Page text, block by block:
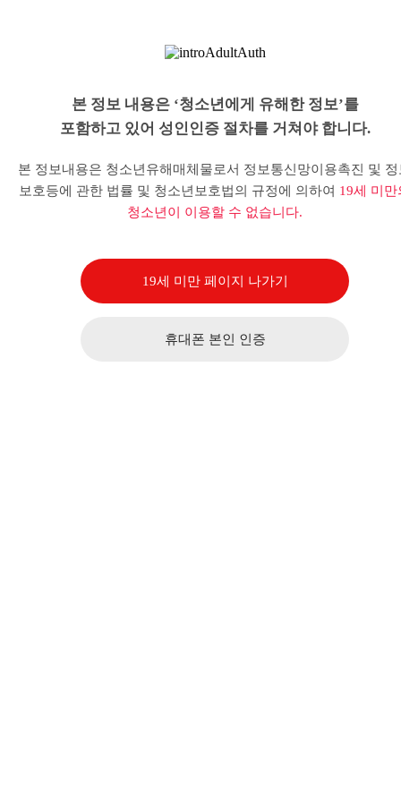
본 정보 내용은 ‘청소년에게 유해한 정보’를
포함하고 있어 성인인증 절차를 거쳐야 합니다.
본 정보내용은 청소년유해매체물로서 정보통신망이용촉진 및 정
보호등에 관한 법률 및 청소년보호법의 규정에 의하여 19세 미만
청소년이 이용할 수 없습니다.
19세 미만 페이지 나가기
휴대폰 본인 인증